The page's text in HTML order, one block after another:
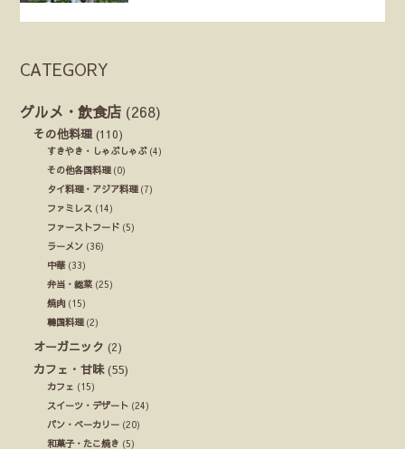
CATEGORY
グルメ・飲食店 (268)
その他料理 (110)
すきやき・しゃぶしゃぶ(4)
その他各国料理(0)
タイ料理・アジア料理(7)
ファミレス (14)
ファーストフード (5)
ラーメン (36)
中華(33)
弁当・総菜 (25)
焼肉 (15)
韓国料理(2)
オーガニック (2)
カフェ・甘味(55)
カフェ (15)
スイーツ・デザート (24)
パン・ベーカリー (20)
和菓子・たこ焼き (5)